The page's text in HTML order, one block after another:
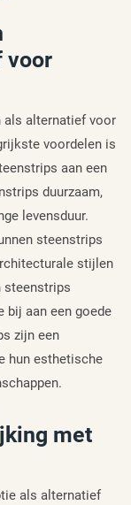
voor
als alternatief voor
voordelen is
aan een
duurzaam,
levensduur.
steenstrips
stijlen
steenstrips
bij aan een goede
zijn een
hun esthetische
met
als alternatief